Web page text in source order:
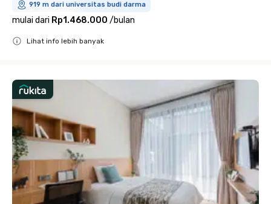
919 m dari universitas budi darma
mulai dari Rp1.468.000 /bulan
Lihat info lebih banyak